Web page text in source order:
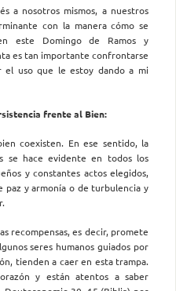
a nosotros mismos, a nuestros
con la manera cómo se
este Domingo de Ramos y
es tan importante confrontarse
el uso que le estoy dando a mi
frente al Bien:
coexisten. En ese sentido, la
se hace evidente en todos los
y constantes actos elegidos,
paz y armonía o de turbulencia y
recompensas, es decir, promete
seres humanos guiados por
tienden a caer en esta trampa.
y están atentos a saber